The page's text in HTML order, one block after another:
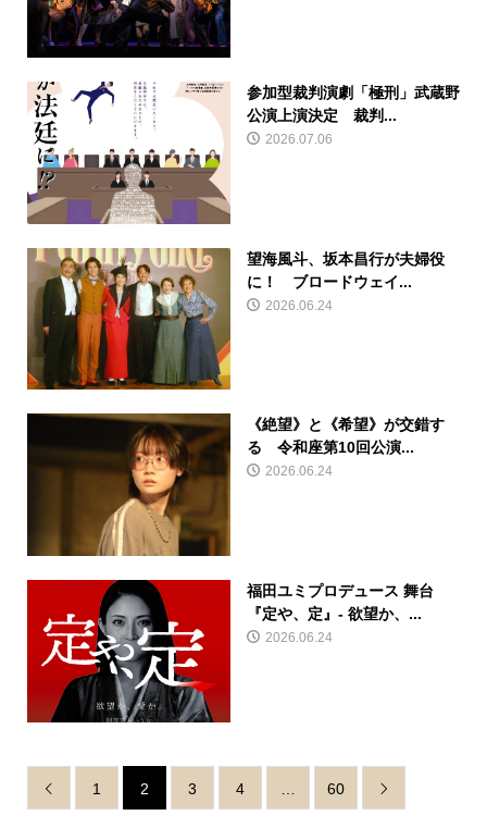
参加型裁判演劇「極刑」武蔵野
公演上演決定 裁判...
2026.07.06
望海風斗、坂本昌行が夫婦役
に！ ブロードウェイ...
2026.06.24
《絶望》と《希望》が交錯す
る 令和座第10回公演...
2026.06.24
福田ユミプロデュース 舞台
『定や、定』- 欲望か、...
2026.06.24
 1 2 3 4 60 